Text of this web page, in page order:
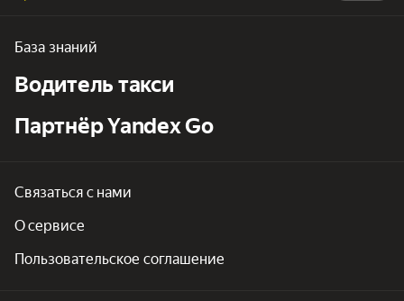
База знаний
Водитель такси
Партнёр Yandex Go
Связаться с нами
О сервисе
Пользовательское соглашение